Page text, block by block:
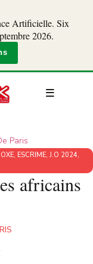
Artificielle. Six
2026.
Paris
, ESCRIME, J.O 2024,
africains